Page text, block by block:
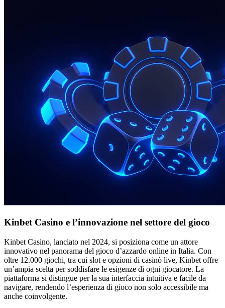
Kinbet Casino e l’innovazione nel settore del gioco
Kinbet Casino, lanciato nel 2024, si posiziona come un attore
innovativo nel panorama del gioco d’azzardo online in Italia. Con
oltre 12.000 giochi, tra cui slot e opzioni di casinò live, Kinbet offre
un’ampia scelta per soddisfare le esigenze di ogni giocatore. La
piattaforma si distingue per la sua interfaccia intuitiva e facile da
navigare, rendendo l’esperienza di gioco non solo accessibile ma
anche coinvolgente.